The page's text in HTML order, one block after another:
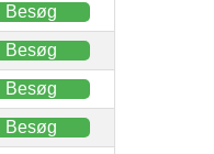
Besøg
Besøg
Besøg
Besøg